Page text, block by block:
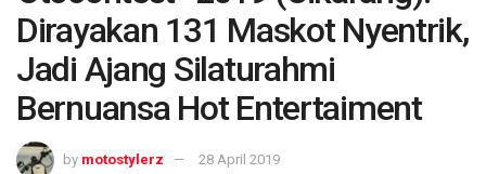
Dirayakan 131 Maskot Nyentrik,
Jadi Ajang Silaturahmi
Bernuansa Hot Entertaiment
by motostylerz 28 April 2019